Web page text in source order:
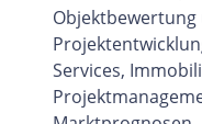
Services,